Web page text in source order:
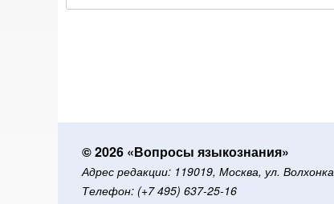
© 2026 «Вопросы языкознания»
Адрес редакции: 119019, Москва, ул.
Телефон: (+7 495) 637-25-16